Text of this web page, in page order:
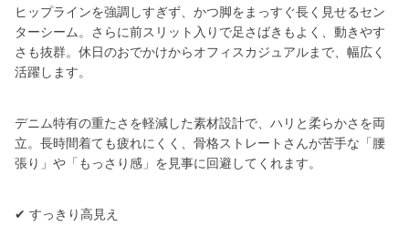
ヒップラインを強調しすぎず、かつ脚をまっすぐ長く見せるセン
ターシーム。さらに前スリット入りで足さばきもよく、動きやす
さも抜群。休日のおでかけからオフィスカジュアルまで、幅広く
活躍します。
デニム特有の重たさを軽減した素材設計で、ハリと柔らかさを両
立。長時間着ても疲れにくく、骨格ストレートさんが苦手な「腰
張り」や「もっさり感」を見事に回避してくれます。
✔ すっきり高見え